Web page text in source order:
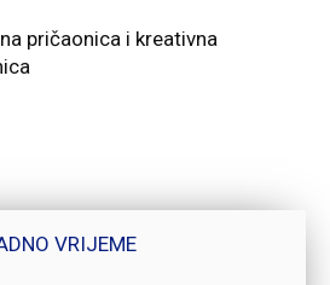
pričaonica i kreativna
VRIJEME